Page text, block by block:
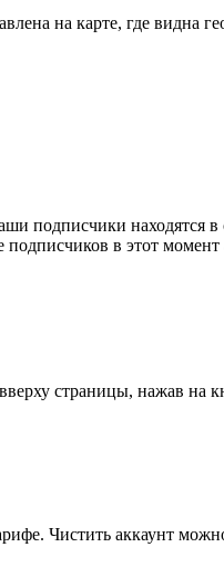
на карте, где видна
подписчики находятся
в этот
страницы, нажав на
Чистить аккаунт